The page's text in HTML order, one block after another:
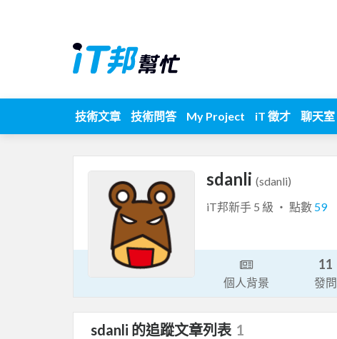
技術文章 技術問答 My Project iT 徵才 聊天室
sdanli (sdanli)
iT邦新手 5 級 ‧ 點數 59
個人背景
11
發問
sdanli 的追蹤文章列表 1